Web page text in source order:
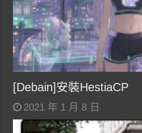
[Debain]安裝HestiaCP
2021 年 1 月 8 日